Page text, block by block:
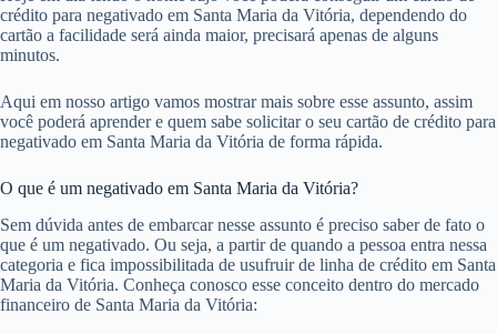
crédito para negativado em Santa Maria da Vitória, dependendo do
cartão a facilidade será ainda maior, precisará apenas de alguns
minutos.
Aqui em nosso artigo vamos mostrar mais sobre esse assunto, assim
você poderá aprender e quem sabe solicitar o seu cartão de crédito para
negativado em Santa Maria da Vitória de forma rápida.
O que é um negativado em Santa Maria da Vitória?
Sem dúvida antes de embarcar nesse assunto é preciso saber de fato o
que é um negativado. Ou seja, a partir de quando a pessoa entra nessa
categoria e fica impossibilitada de usufruir de linha de crédito em Santa
Maria da Vitória. Conheça conosco esse conceito dentro do mercado
financeiro de Santa Maria da Vitória: